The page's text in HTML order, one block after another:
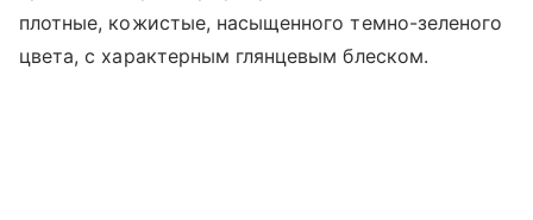
плотные, кожистые, насыщенного темно-зеленого
цвета, с характерным глянцевым блеском.